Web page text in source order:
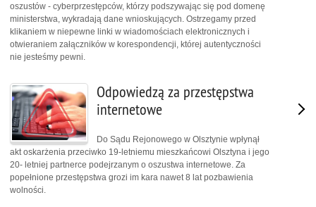
oszustów - cyberprzestępców, którzy podszywając się pod domenę
ministerstwa, wykradają dane wnioskujących. Ostrzegamy przed
klikaniem w niepewne linki w wiadomościach elektronicznych i
otwieraniem załączników w korespondencji, której autentyczności
nie jesteśmy pewni.
Odpowiedzą za przestępstwa
internetowe
Do Sądu Rejonowego w Olsztynie wpłynął
akt oskarżenia przeciwko 19-letniemu mieszkańcowi Olsztyna i jego
20- letniej partnerce podejrzanym o oszustwa internetowe. Za
popełnione przestępstwa grozi im kara nawet 8 lat pozbawienia
wolności.